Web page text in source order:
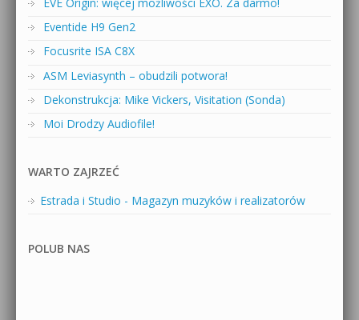
EVE Origin: więcej możliwości EXO. Za darmo!
Eventide H9 Gen2
Focusrite ISA C8X
ASM Leviasynth – obudzili potwora!
Dekonstrukcja: Mike Vickers, Visitation (Sonda)
Moi Drodzy Audiofile!
WARTO ZAJRZEĆ
Estrada i Studio - Magazyn muzyków i realizatorów
POLUB NAS